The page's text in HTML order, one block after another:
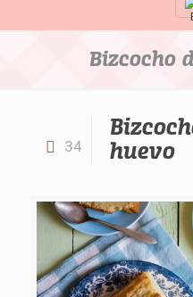
Bizcocho
34
huevo